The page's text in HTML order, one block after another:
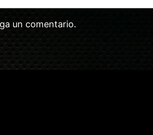
un comentario.